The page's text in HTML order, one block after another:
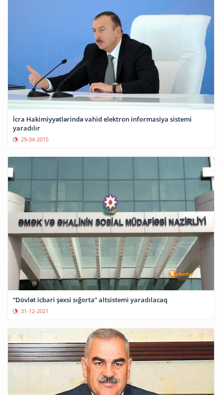
İcra Hakimiyyətlərində vahid elektron informasiya sistemi
yaradılır
29-04-2015
“Dövlət icbari şəxsi sığorta” altsistemi yaradılacaq
31-12-2021